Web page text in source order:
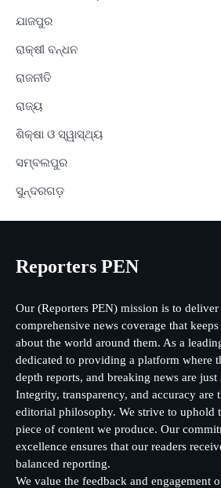
ଯାଜପୁର
ରାକ୍ଷୀ ବନ୍ଧନ
ରାଜନୀତି
ରାଜ୍ୟ
ଶିକ୍ଷା ଓ ସ୍ୱାସ୍ଥ୍ୟ
ସମ୍ବଲପୁର
ସୁନ୍ଦରଗଡ଼
Reporters PEN
Our (Reporters PEN) mission is to
comprehensive news coverage that
about the world around them. As a
dedicated to providing a platform where
depth reports, and breaking news are just
Integrity, transparency, and accuracy are
editorial philosophy. We strive to uphold
piece of content we produce. Our
excellence ensures that our readers
balanced reporting.
We value the feedback and engagement